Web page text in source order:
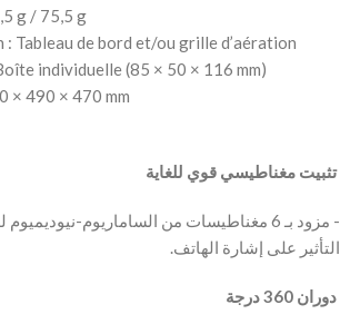
g / 75,5 g
Tableau de bord et/ou grille d’aération
individuelle (85 × 50 × 116 mm)
× 490 × 470 mm
‫ تثبيت مغناطيسي قوي للغاية
‫- مزود بـ 6 مغناطيسات من الساماريوم-
‫ دوران 360 درجة